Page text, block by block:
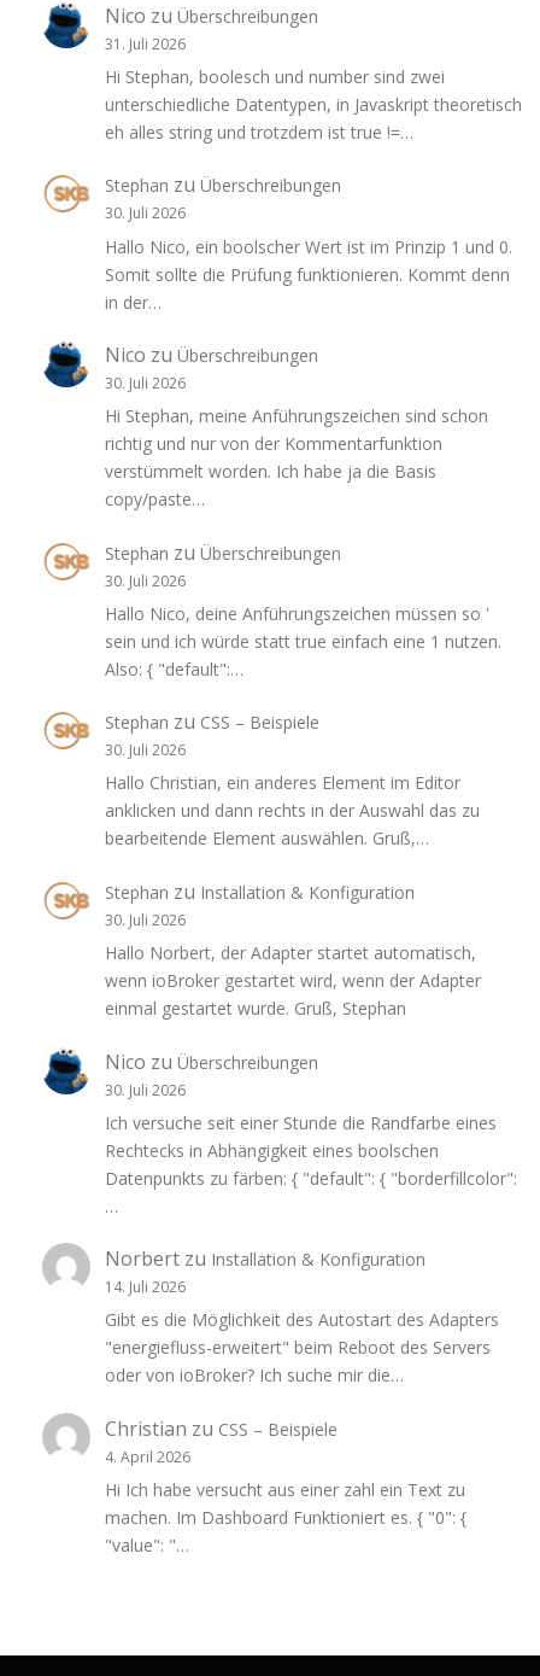
Nico zu Überschreibungen
31. Juli 2026
Hi Stephan, boolesch und number sind zwei
unterschiedliche Datentypen, in Javaskript theoretisch
eh alles string und trotzdem ist true !=…
Stephan zu Überschreibungen
30. Juli 2026
Hallo Nico, ein boolscher Wert ist im Prinzip 1 und 0.
Somit sollte die Prüfung funktionieren. Kommt denn
in der…
Nico zu Überschreibungen
30. Juli 2026
Hi Stephan, meine Anführungszeichen sind schon
richtig und nur von der Kommentarfunktion
verstümmelt worden. Ich habe ja die Basis
copy/paste…
Stephan zu Überschreibungen
30. Juli 2026
Hallo Nico, deine Anführungszeichen müssen so '
sein und ich würde statt true einfach eine 1 nutzen.
Also: { "default":…
Stephan zu CSS – Beispiele
30. Juli 2026
Hallo Christian, ein anderes Element im Editor
anklicken und dann rechts in der Auswahl das zu
bearbeitende Element auswählen. Gruß,…
Stephan zu Installation & Konfiguration
30. Juli 2026
Hallo Norbert, der Adapter startet automatisch,
wenn ioBroker gestartet wird, wenn der Adapter
einmal gestartet wurde. Gruß, Stephan
Nico zu Überschreibungen
30. Juli 2026
Ich versuche seit einer Stunde die Randfarbe eines
Rechtecks in Abhängigkeit eines boolschen
Datenpunkts zu färben: { "default": { "borderfillcolor":
…
Norbert zu Installation & Konfiguration
14. Juli 2026
Gibt es die Möglichkeit des Autostart des Adapters
"energiefluss-erweitert" beim Reboot des Servers
oder von ioBroker? Ich suche mir die…
Christian zu CSS – Beispiele
4. April 2026
Hi Ich habe versucht aus einer zahl ein Text zu
machen. Im Dashboard Funktioniert es. { "0": {
"value": "…